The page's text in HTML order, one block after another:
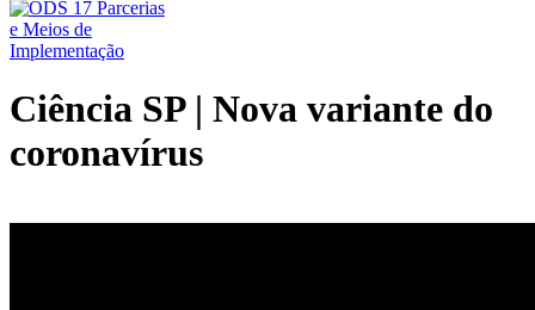
Ciência SP | Nova variante do
coronavírus